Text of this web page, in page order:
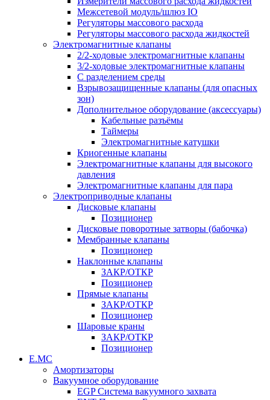
Межсетевой модуль/шлюз IO
Регуляторы массового расхода
Регуляторы массового расхода жидкостей
Электромагнитные клапаны
2/2-ходовые электромагнитные клапаны
3/2-ходовые электромагнитные клапаны
C разделением среды
Взрывозащищенные клапаны (для опасных
зон)
Дополнительное оборудование (аксессуары)
Кабельные разъёмы
Таймеры
Электромагнитные катушки
Криогенные клапаны
Электромагнитные клапаны для высокого
давления
Электромагнитные клапаны для пара
Электроприводные клапаны
Дисковые клапаны
Позиционер
Дисковые поворотные затворы (бабочка)
Мембранные клапаны
Позиционер
Наклонные клапаны
ЗАКР/ОТКР
Позиционер
Прямые клапаны
ЗАКР/ОТКР
Позиционер
Шаровые краны
ЗАКР/ОТКР
Позиционер
Е.МС
Амортизаторы
Вакуумное оборудование
EGP Система вакуумного захвата